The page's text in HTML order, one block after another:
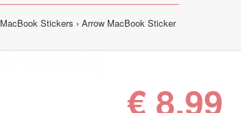
MacBook Stickers Arrow MacBook Sticker
€ 8,99